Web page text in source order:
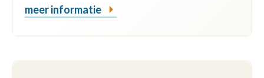
meer informatie